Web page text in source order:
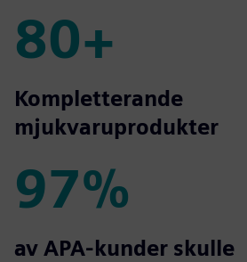
80+
80+
Kompletterande
mjukvaruprodukter
97%
97%
av APA-kunder skulle